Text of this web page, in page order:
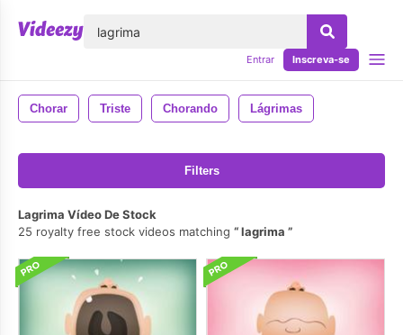
Entrar Inscreva-se
Chorar Triste Chorando Lágrimas
Filters
Lagrima Vídeo De Stock
25 royalty free stock videos matching
lagrima